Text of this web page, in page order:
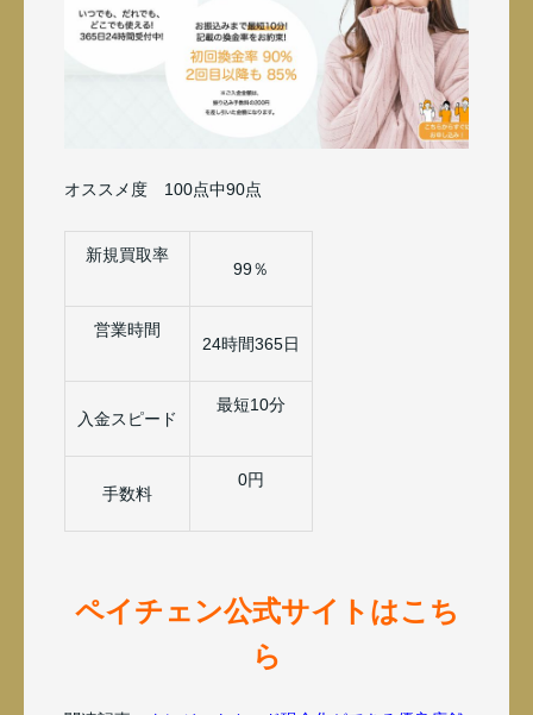
オススメ度 100点中90点
新規買取率
99％
営業時間
24時間365日
入金スピード
最短10分
手数料
0円
ペイチェン公式サイトはこち
ら